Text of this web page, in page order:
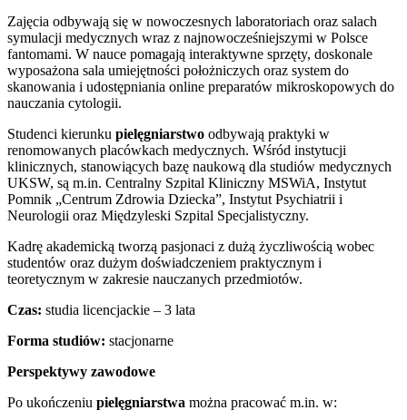
Zajęcia odbywają się w nowoczesnych laboratoriach oraz salach
symulacji medycznych wraz z najnowocześniejszymi w Polsce
fantomami. W nauce pomagają interaktywne sprzęty, doskonale
wyposażona sala umiejętności położniczych oraz system do
skanowania i udostępniania online preparatów mikroskopowych do
nauczania cytologii.
Studenci kierunku pielęgniarstwo odbywają praktyki w
renomowanych placówkach medycznych. Wśród instytucji
klinicznych, stanowiących bazę naukową dla studiów medycznych
UKSW, są m.in. Centralny Szpital Kliniczny MSWiA, Instytut
Pomnik „Centrum Zdrowia Dziecka”, Instytut Psychiatrii i
Neurologii oraz Międzyleski Szpital Specjalistyczny.
Kadrę akademicką tworzą pasjonaci z dużą życzliwością wobec
studentów oraz dużym doświadczeniem praktycznym i
teoretycznym w zakresie nauczanych przedmiotów.
Czas: studia licencjackie – 3 lata
Forma studiów: stacjonarne
Perspektywy zawodowe
Po ukończeniu pielęgniarstwa można pracować m.in. w: